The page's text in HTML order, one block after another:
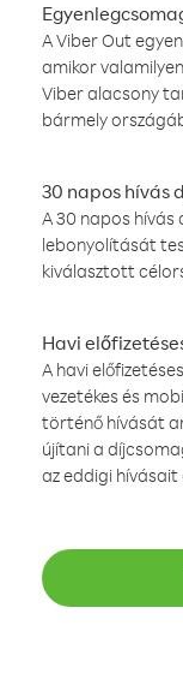
A Viber Out
amikor
Viber alacsony
bármely
30 napos hívás
A 30 napos hívás
lebonyolítását
kiválasztott
Havi
A havi
vezetékes és
történő hívását
újítani a
az eddigi